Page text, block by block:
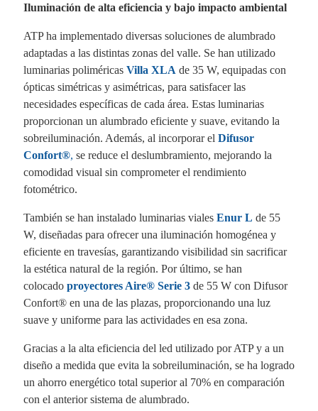
Iluminación de alta eficiencia y bajo impacto ambiental
ATP ha implementado diversas soluciones de alumbrado
adaptadas a las distintas zonas del valle. Se han utilizado
luminarias poliméricas Villa XLA de 35 W, equipadas con
ópticas simétricas y asimétricas, para satisfacer las
necesidades específicas de cada área. Estas luminarias
proporcionan un alumbrado eficiente y suave, evitando la
sobreiluminación. Además, al incorporar el Difusor
Confort®, se reduce el deslumbramiento, mejorando la
comodidad visual sin comprometer el rendimiento
fotométrico.
También se han instalado luminarias viales Enur L de 55
W, diseñadas para ofrecer una iluminación homogénea y
eficiente en travesías, garantizando visibilidad sin sacrificar
la estética natural de la región. Por último, se han
colocado proyectores Aire® Serie 3de 55 W con Difusor
Confort® en una de las plazas, proporcionando una luz
suave y uniforme para las actividades en esa zona.
Gracias a la alta eficiencia del led utilizado por ATP y a un
diseño a medida que evita la sobreiluminación, se ha logrado
un ahorro energético total superior al 70% en comparación
con el anterior sistema de alumbrado.